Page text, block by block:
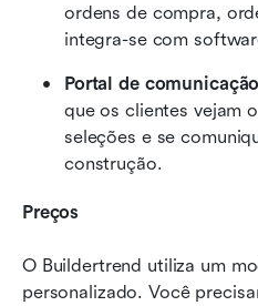
ordens de compra,
integra-se com
Portal de
que os clientes vejam
seleções e se
construção.
Preços
O Buildertrend utiliza um
personalizado. Você